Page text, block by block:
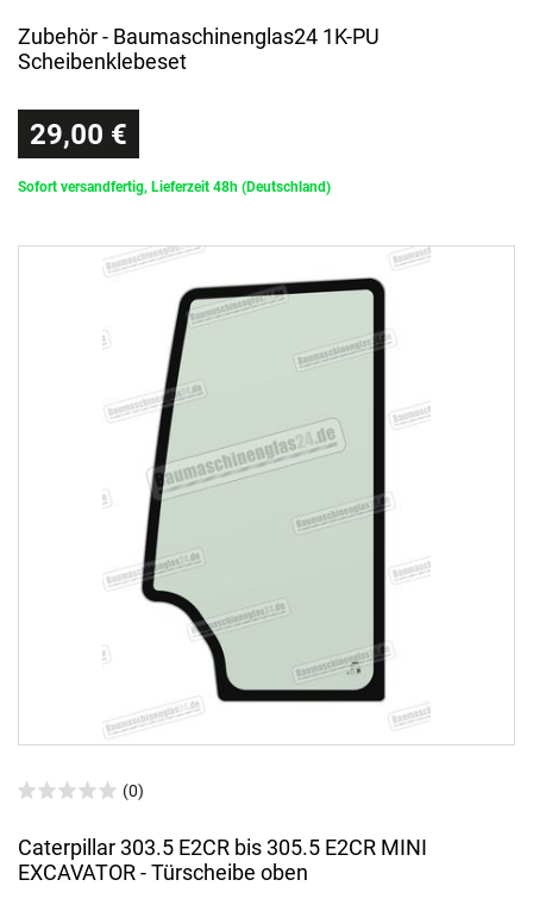
Zubehör - Baumaschinenglas24 1K-PU
Scheibenklebeset
29,00 €
Sofort versandfertig, Lieferzeit 48h (Deutschland)
(0)
Caterpillar 303.5 E2CR bis 305.5 E2CR MINI
EXCAVATOR - Türscheibe oben